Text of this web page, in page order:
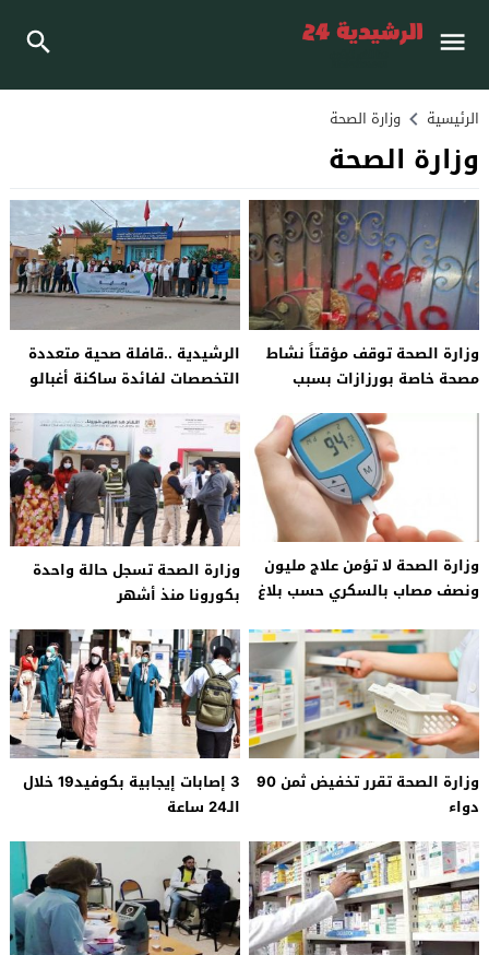
الرئيسية وزارة الصحة
وزارة الصحة
وزارة الصحة توقف مؤقتاً نشاط
مصحة خاصة بورزازات بسبب
الرشيدية ..قافلة صحية متعددة
التخصصات لفائدة ساكنة أغبالو
وزارة الصحة لا تؤمن علاج مليون
ونصف مصاب بالسكري حسب بلاغ
وزارة الصحة تسجل حالة واحدة
بكورونا منذ أشهر
وزارة الصحة تقرر تخفيض ثمن 90
دواء
3 إصابات إيجابية بكوفيد19 خلال
الـ24 ساعة